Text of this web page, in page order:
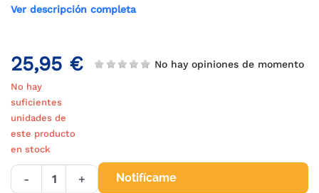
Ver descripción completa
25,95 € No hay opiniones de momento
No hay
suficientes
unidades de
este producto
en stock
- + Notifícame